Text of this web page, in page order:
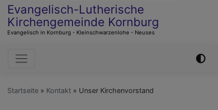
Evangelisch-Lutherische
Kirchengemeinde Kornburg
Evangelisch in Kornburg - Kleinschwarzenlohe - Neuses
Hauptnavigation
Startseite Kontakt Unser Kirchenvorstand